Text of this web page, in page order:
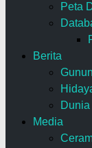
Peta
Berita
Media